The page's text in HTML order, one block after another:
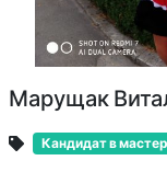
Марущак
Кандидат в